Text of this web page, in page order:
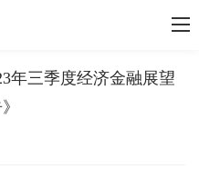
年三季度经济金融展望